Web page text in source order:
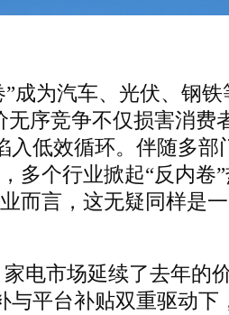
”成为汽车、光伏、钢
无序竞争不仅损害消费
入低效循环。伴随多部
多个行业掀起“反内卷
而言，这无疑同样是
家电市场延续了去年的
与平台补贴双重驱动下